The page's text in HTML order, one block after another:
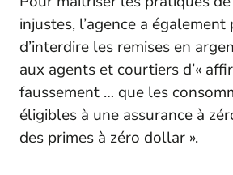
injustes, l’agence a également
d’interdire les remises en
aux agents et courtiers d’«
faussement … que les
éligibles à une assurance à
des primes à zéro dollar ».